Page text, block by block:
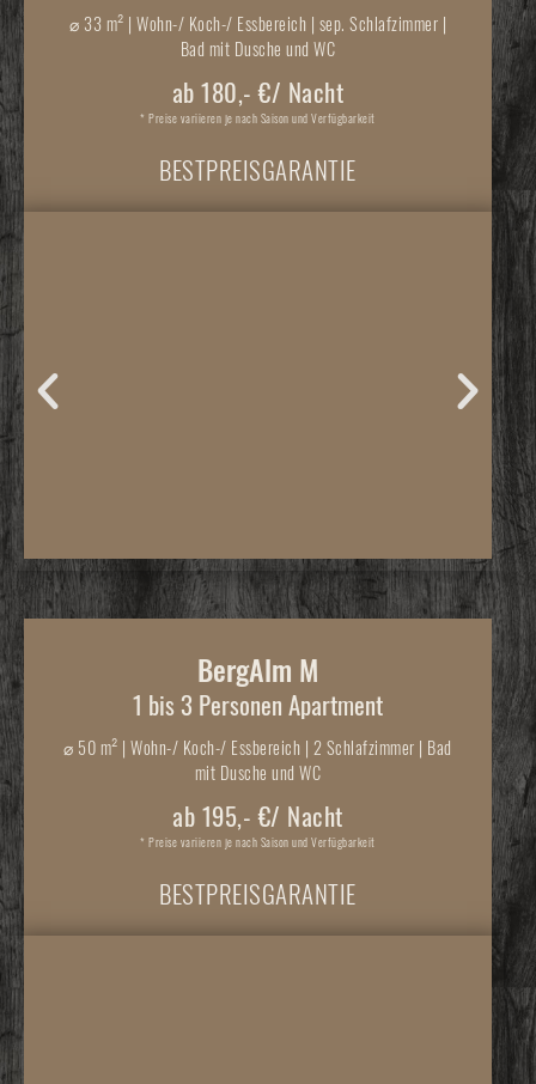
⌀ 33 m² | Wohn-/ Koch-/ Essbereich | sep. Schlafzimmer |
Bad mit Dusche und WC
ab 180,- €/ Nacht
* Preise variieren je nach Saison und Verfügbarkeit
BESTPREISGARANTIE
BergAlm M
1 bis 3 Personen Apartment
⌀ 50 m² | Wohn-/ Koch-/ Essbereich | 2 Schlafzimmer | Bad
mit Dusche und WC
ab 195,- €/ Nacht
* Preise variieren je nach Saison und Verfügbarkeit
BESTPREISGARANTIE